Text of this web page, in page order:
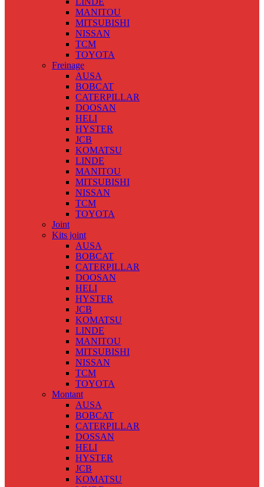
MANITOU
MITSUBISHI
NISSAN
TCM
TOYOTA
Freinage
AUSA
BOBCAT
CATERPILLAR
DOOSAN
HELI
HYSTER
JCB
KOMATSU
LINDE
MANITOU
MITSUBISHI
NISSAN
TCM
TOYOTA
Joint
Kits joint
AUSA
BOBCAT
CATERPILLAR
DOOSAN
HELI
HYSTER
JCB
KOMATSU
LINDE
MANITOU
MITSUBISHI
NISSAN
TCM
TOYOTA
Montant
AUSA
BOBCAT
CATERPILLAR
DOSSAN
HELI
HYSTER
JCB
KOMATSU